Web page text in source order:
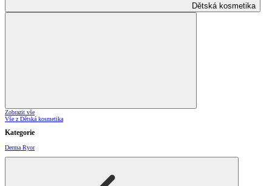
Dětská kosmetika
Zobrazit vše
Vše z Dětská kosmetika
Kategorie
Derma Ryor